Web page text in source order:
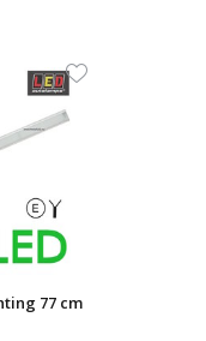
77 cm